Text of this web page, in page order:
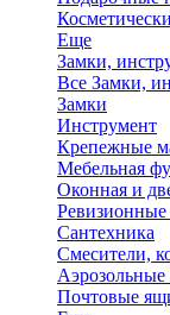
Еще
Замки,
Все Замки,
Замки
Инструмент
Крепежные
Мебельная
Оконная и
Сантехника
Смесители,
Аэрозольные
Почтовые